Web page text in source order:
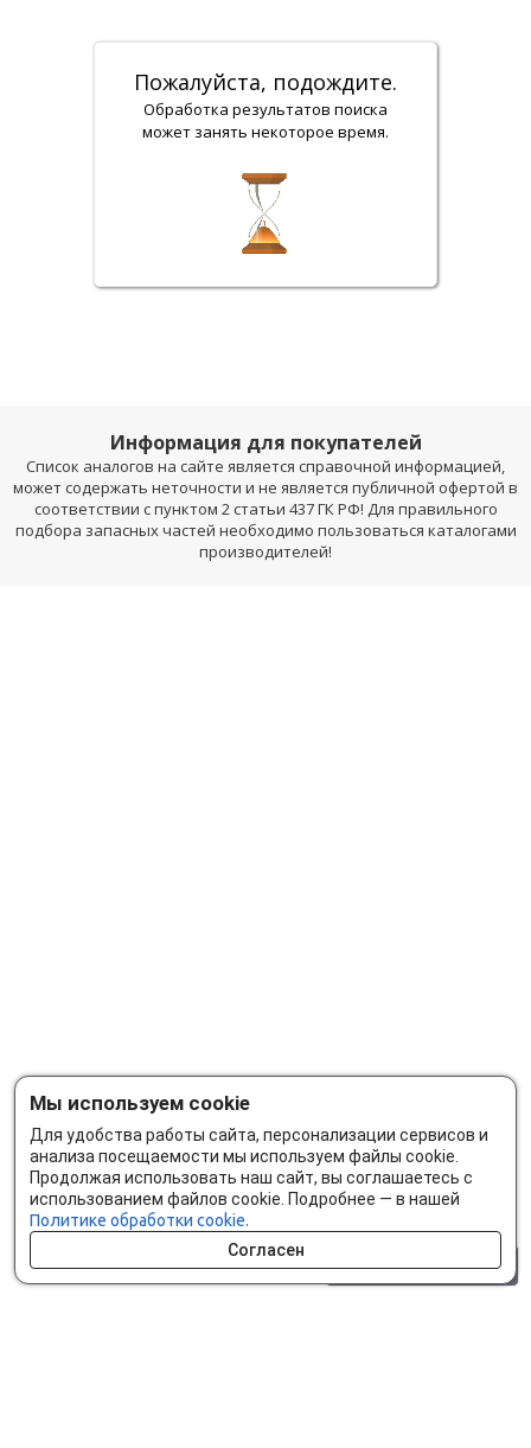
Пожалуйста, подождите.
Обработка результатов поиска
может занять некоторое время.
Информация для покупателей
Список аналогов на сайте является справочной информацией,
может содержать неточности и не является публичной офертой в
соответствии с пунктом 2 статьи 437 ГК РФ! Для правильного
подбора запасных частей необходимо пользоваться каталогами
производителей!
Мы используем cookie
Для удобства работы сайта, персонализации сервисов и
анализа посещаемости мы используем файлы cookie.
Продолжая использовать наш сайт, вы соглашаетесь с
использованием файлов cookie. Подробнее — в нашей
Политике обработки cookie.
Согласен